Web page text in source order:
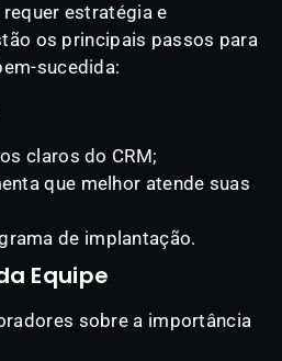
estratégia e
os principais passos para
sucedida:
claros do CRM;
que melhor atende suas
de implantação.
Equipe
sobre a importância